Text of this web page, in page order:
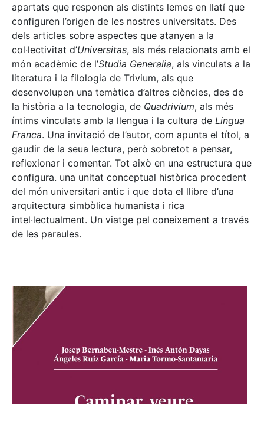
apartats que responen als distints lemes en llatí que
configuren l’origen de les nostres universitats. Des
dels articles sobre aspectes que atanyen a la
col·lectivitat d’Universitas, als més relacionats amb el
món acadèmic de l’Studia Generalia, als vinculats a la
literatura i la filologia de Trivium, als que
desenvolupen una temàtica d’altres ciències, des de
la història a la tecnologia, de Quadrivium, als més
íntims vinculats amb la llengua i la cultura de Lingua
Franca. Una invitació de l’autor, com apunta el títol, a
gaudir de la seua lectura, però sobretot a pensar,
reflexionar i comentar. Tot això en una estructura que
configura. una unitat conceptual històrica procedent
del món universitari antic i que dota el llibre d’una
arquitectura simbòlica humanista i rica
intel·lectualment. Un viatge pel coneixement a través
de les paraules.